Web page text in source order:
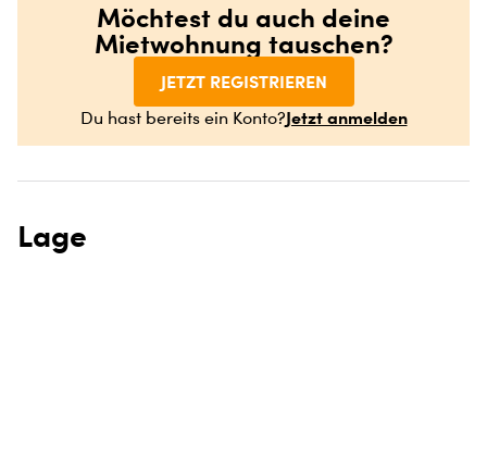
Möchtest du auch deine
Mietwohnung tauschen?
JETZT REGISTRIEREN
Du hast bereits ein Konto?Jetzt anmelden
Lage